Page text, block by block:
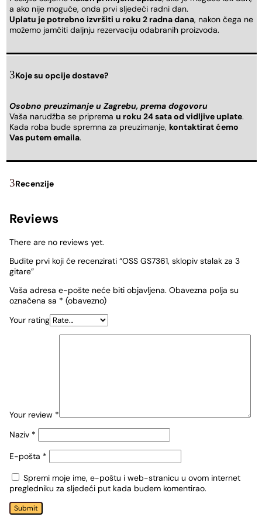
a ako nije moguće, onda prvi sljedeći radni dan.
Uplatu je potrebno izvršiti u roku 2 radna dana, nakon čega ne
možemo jamčiti daljnju rezervaciju odabranih proizvoda.
Koje su opcije dostave?
Osobno preuzimanje u Zagrebu, prema dogovoru
Vaša narudžba se priprema u roku 24 sata od vidljive uplate.
Kada roba bude spremna za preuzimanje, kontaktirat ćemo
Vas putem emaila.
Recenzije
Reviews
There are no reviews yet.
Budite prvi koji će recenzirati “OSS GS7361, sklopiv stalak za 3
gitare”
Vaša adresa e-pošte neće biti objavljena. Obavezna polja su
označena sa * (obavezno)
Your rating
Your review *
Naziv *
E-pošta *
Spremi moje ime, e-poštu i web-stranicu u ovom internet
pregledniku za sljedeći put kada budem komentirao.
Submit